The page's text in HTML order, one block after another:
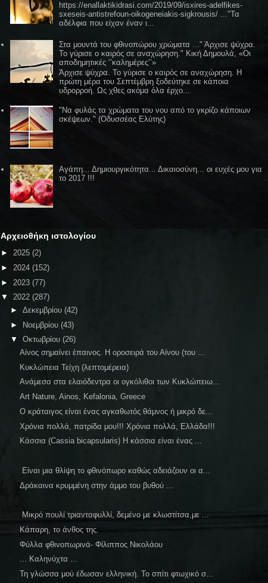
https://enallaktikidrasi.com/2019/09/isxires-adelfikes-
sxeseis-antistrefoun-oikogeneiakis-sigkrousis/ ..."Τα
αδέλφια που είχαν έναν ι...
Στα μουντά του φθινοπώρου χρώματα ..." Άρχισε ψύχρα.
Το γύρισε ο καιρός σε αναχώρηση." Κική Δημουλά, «Οι
αποδημητικές ‘’καλημέρες’’»
Άρχισε ψύχρα. Το γύρισε ο καιρός σε αναχώρηση. Η
πρώτη μέρα του Σεπτέμβρη ξοδεύτηκε σε κάποια
υδρορροή. Ως χθες ακόμα όλα έρχο...
"Να φυλάς τα χρώματα του νου από το γκρίζο κάποιων
σκέψεων." (Οδυσσέας Ελύτης)
Αγάπη... Δημιουργικότητα... Δικαιοσύνη... οι ευχές μου για
το 2017 !!!
Αρχειοθήκη ιστολογίου
► 2025 (2)
► 2024 (152)
► 2023 (77)
▼ 2022 (287)
► Δεκεμβρίου (42)
► Νοεμβρίου (43)
▼ Οκτωβρίου (26)
Αίνος σημαίνει έπαινος. Η οροσειρά του Αίνου (του ...
Κυκλώπεια Τείχη (λεπτομέρεια)
Ανάμεσα στα ελαιόδεντρα οι ογκόλιθοι των Κυκλώπειω...
Art Nature, Ainos, Kefalonia, Greece
Ο κράταιγος είναι ένας αγκαθωτός θάμνος ή μικρό δε...
Χρόνια πολλά, πατρίδα μου!!! Χρόνια πολλά, Ελλάδα!!!
Κάσσια (Cassia bicapsularis) Η κάσσια είναι ένας ...
Είναι μια θλίψη το φθινόπωρο καθώς αδειάζουν οι α...
Δράκαινα κρυμμένη στην άμμο του βυθού ...
Μικρό πουλί τριανταφυλλί, δεμένο με κλωστίτσα,με ...
Κάπαρη, το άνθος της.
Φύλλα φθινοπωρινά- Φίλιππος Νικολάου
... Καληνύχτα ...
Τη γλώσσα μού έδωσαν ελληνική. Το σπίτι φτωχικό σ...